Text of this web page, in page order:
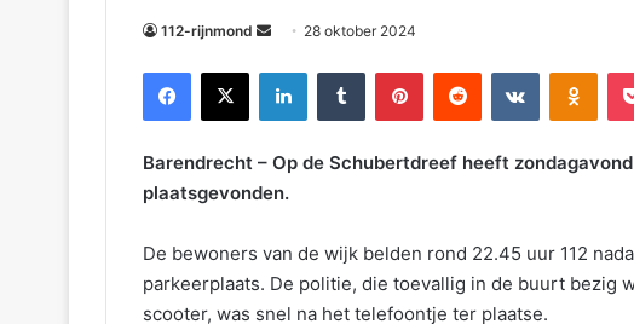
112-rijnmond 28 oktober 2024
Facebook
X LinkedInTumblr PinterestReddit VKontakte
Barendrecht – Op de Schubertdreef heeft
plaatsgevonden.
De bewoners van de wijk belden rond 22.45 uur 112
parkeerplaats. De politie, die toevallig in de buurt bezig
scooter, was snel na het telefoontje ter plaatse.